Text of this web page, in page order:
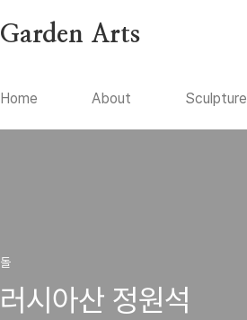
Garden Arts
Home About Sculpture
돌
러시아산 정원석